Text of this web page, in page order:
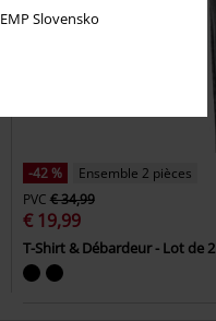
EMP Slovensko
-42 %
Ensemble 2 pièces
PVC € 34,99
€ 19,99
T-Shirt & Débardeur - Lot de 2